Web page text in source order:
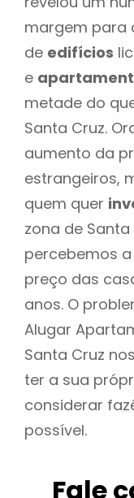
margem para
de edifícios
e
metade do
Santa Cruz.
aumento da
estrangeiros,
quem quer
zona de
percebemos
preço das
anos. O
Alugar
Santa Cruz
ter a sua
considerar
possível.
Fale